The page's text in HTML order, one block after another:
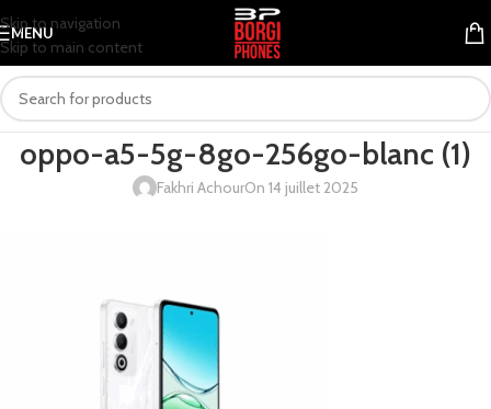
Skip to navigation
Skip to main content
MENU
oppo-a5-5g-8go-256go-blanc (1)
Fakhri AchourOn 14 juillet 2025